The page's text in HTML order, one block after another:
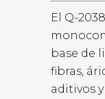
El Q-
base de
fibras,
aditivos